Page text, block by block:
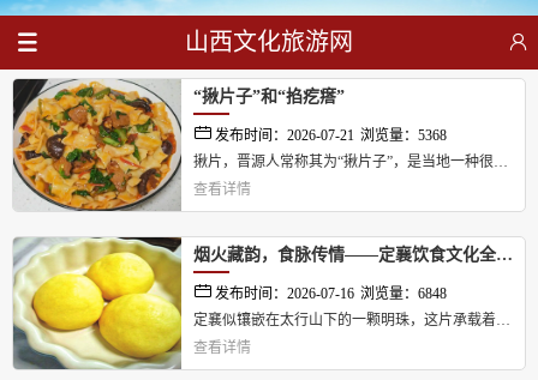
山西文化旅游网
“揪片子”和“掐疙瘩”
发布时间：2026-07-21 浏览量：5368
揪片，晋源人常称其为“揪片子”，是当地一种很有
特色的食品。...
查看详情
烟火藏韵，食脉传情——定襄饮食文化全景录
发布时间：2026-07-16 浏览量：6848
定襄似镶嵌在太行山下的一颗明珠，这片承载着千
年农耕文明的土地，既孕育了厚重的历史底蕴，更
查看详情